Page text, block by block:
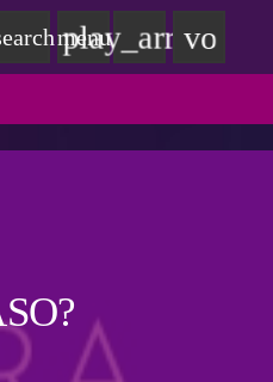
menu
play_arrow